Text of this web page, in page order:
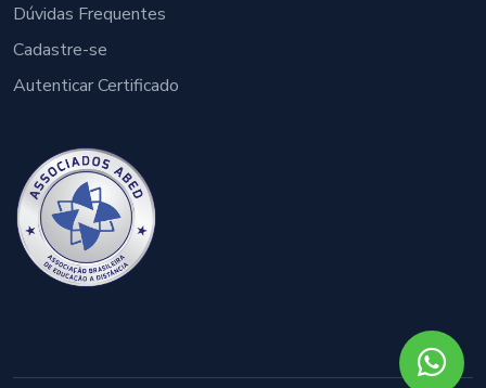
Dúvidas Frequentes
Cadastre-se
Autenticar Certificado